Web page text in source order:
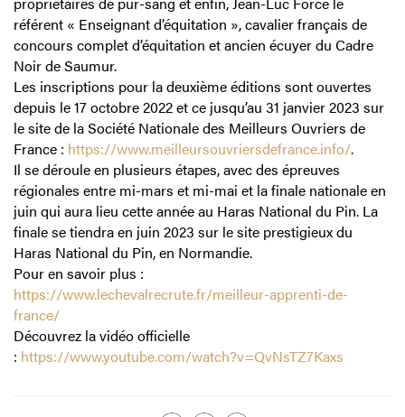
référent « Enseignant d’équitation », cavalier français de
concours complet d’équitation et ancien écuyer du Cadre
Noir de Saumur.
Les inscriptions pour la deuxième éditions sont ouvertes
depuis le 17 octobre 2022 et ce jusqu’au 31 janvier 2023 sur
le site de la Société Nationale des Meilleurs Ouvriers de
France : https://www.meilleursouvriersdefrance.info/.
Il se déroule en plusieurs étapes, avec des épreuves
régionales entre mi-mars et mi-mai et la finale nationale en
juin qui aura lieu cette année au Haras National du Pin. La
finale se tiendra en juin 2023 sur le site prestigieux du
Haras National du Pin, en Normandie.
Pour en savoir plus :
https://www.lechevalrecrute.fr/meilleur-apprenti-de-
france/
Découvrez la vidéo officielle
: https://www.youtube.com/watch?v=QvNsTZ7Kaxs